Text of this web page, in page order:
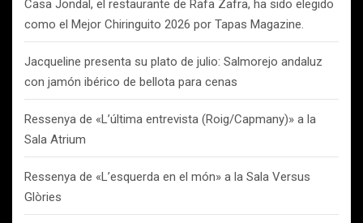
Casa Jondal, el restaurante de Rafa Zafra, ha sido elegido
como el Mejor Chiringuito 2026 por Tapas Magazine.
Jacqueline presenta su plato de julio: Salmorejo andaluz
con jamón ibérico de bellota para cenas
Ressenya de «L’última entrevista (Roig/Capmany)» a la
Sala Atrium
Ressenya de «L’esquerda en el món» a la Sala Versus
Glòries